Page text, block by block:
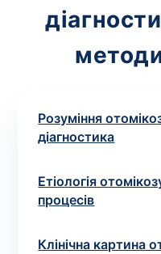
Розуміння
діагностика
Етіологія
процесів
Клінічна картина
Номер телефону*
Вибрати клініку